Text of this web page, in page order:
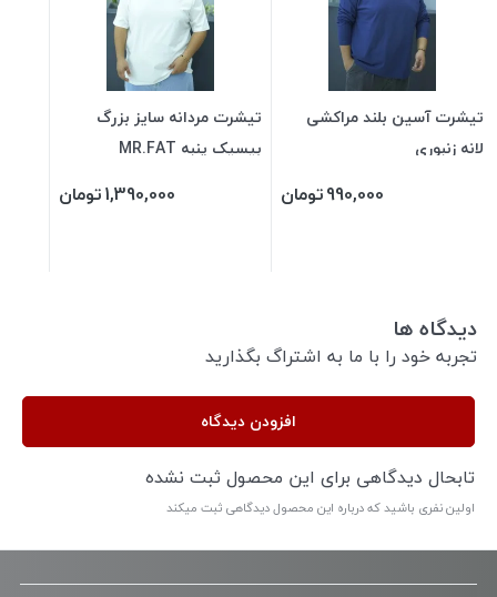
تیشرت آسین بلند مراکشی
لانه زنبوری
990,000تومان
تیشرت مردانه سایز بزرگ
بیسیک پنبه MR.FAT
1,390,000تومان
دیدگاه ها
تجربه خود را با ما به اشتراگ بگذارید
افزودن دیدگاه
تابحال دیدگاهی برای این محصول ثبت نشده
اولین نفری باشید که درباره این محصول دیدگاهی ثبت میکند